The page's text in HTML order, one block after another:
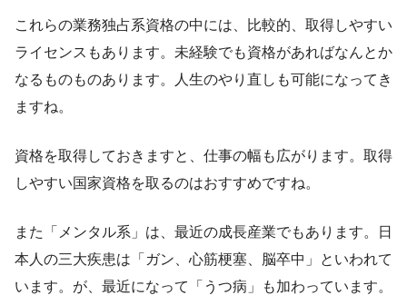
これらの業務独占系資格の中には、比較的、取得しやすい
ライセンスもあります。未経験でも資格があればなんとか
なるものものあります。人生のやり直しも可能になってき
ますね。
資格を取得しておきますと、仕事の幅も広がります。取得
しやすい国家資格を取るのはおすすめですね。
また「メンタル系」は、最近の成長産業でもあります。日
本人の三大疾患は「ガン、心筋梗塞、脳卒中」といわれて
います。が、最近になって「うつ病」も加わっています。